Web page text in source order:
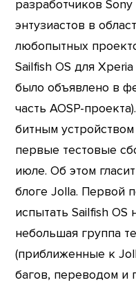
разработчиков
энтузиастов в
любопытных
Sailfish OS для
было объявлено в
часть AOSP-
битным
первые тестовые
июле. Об этом
блоге Jolla. Первой
испытать Sailfish
небольшая группа
(приближенные к
багов, переводом и